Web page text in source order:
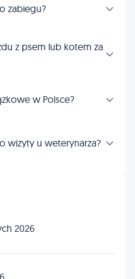
zabiegu?
z psem lub kotem za
w Polsce?
wizyty u weterynarza?
2026